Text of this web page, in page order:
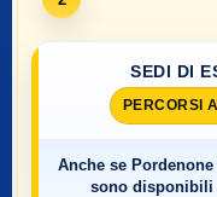
SEDI DI
PERCORSI
Anche se Pordenone
sono disponibili